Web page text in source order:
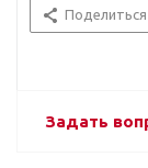
Поделиться
Задать